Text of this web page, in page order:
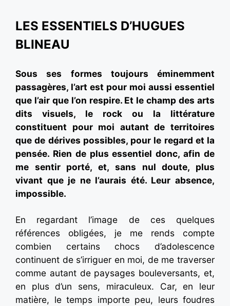
LES ESSENTIELS D’HUGUES
BLINEAU
Sous ses formes toujours éminemment
passagères, l’art est pour moi aussi essentiel
que l’air que l’on respire. Et le champ des arts
dits visuels, le rock ou la littérature
constituent pour moi autant de territoires
que de dérives possibles, pour le regard et la
pensée. Rien de plus essentiel donc, afin de
me sentir porté, et, sans nul doute, plus
vivant que je ne l’aurais été. Leur absence,
impossible.
En regardant l’image de ces quelques
références obligées, je me rends compte
combien certains chocs d’adolescence
continuent de s’irriguer en moi, de me traverser
comme autant de paysages bouleversants, et,
en plus d’un sens, miraculeux. Car, en leur
matière, le temps importe peu, leurs foudres